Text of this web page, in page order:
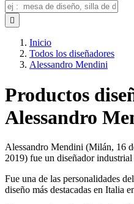

Inicio
Todos los diseñadores
Alessandro Mendini
Productos
Alessandro
Alessandro Mendini (Milán, 16
2019) fue un diseñador
Fue una de las personalidades
diseño más destacadas en Italia